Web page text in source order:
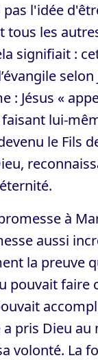
l'idée
tous les
signifiait :
: Jésus «
lui-
le Fils
à
aussi
la preuve
pouvait faire
pris Dieu au
volonté. La